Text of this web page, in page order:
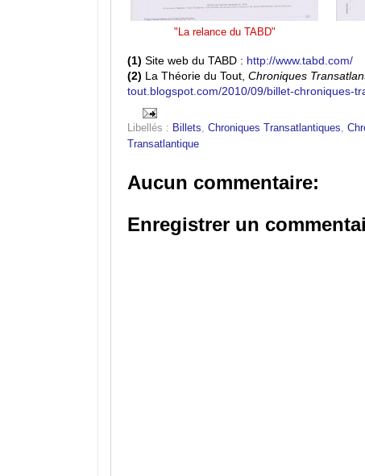
"La relance du TABD"
(1) Site web du TABD : http://www.tabd.com/
(2) La Théorie du Tout, Chroniques
tout.blogspot.com/2010/09/billet-chroniques-
Libellés : Billets, Chroniques Transatlantiques,
Transatlantique
Aucun commentaire:
Enregistrer un